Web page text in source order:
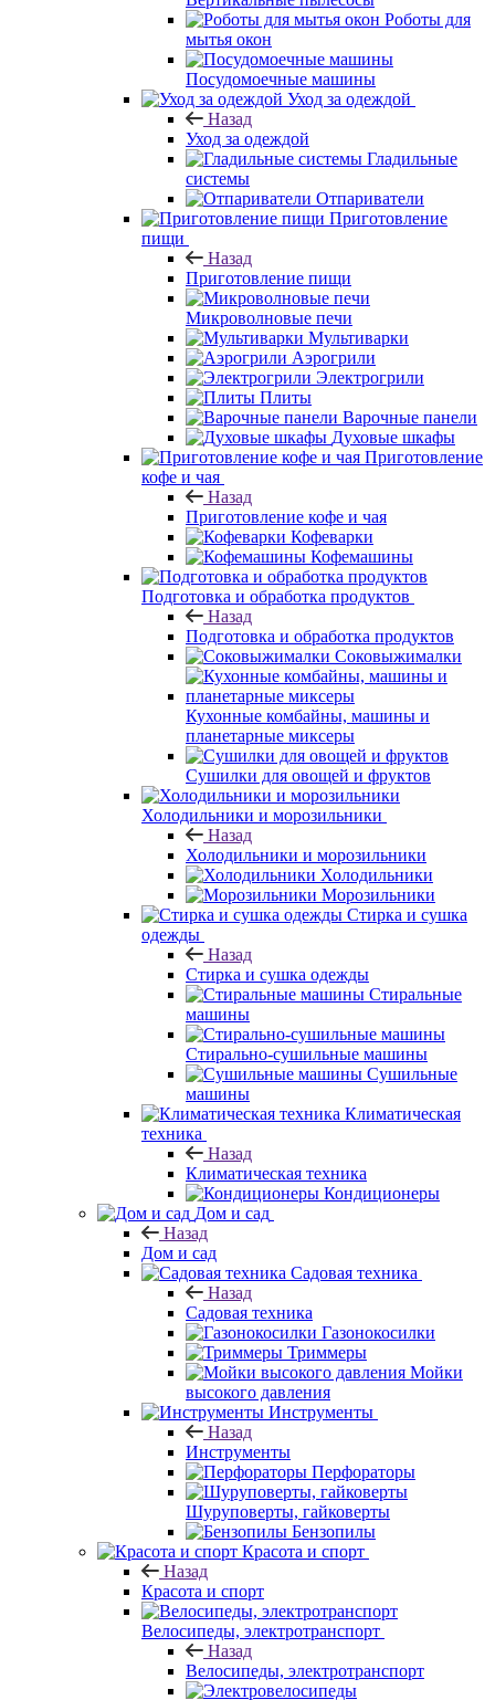
Роботы для
мытья окон
Посудомоечные машины
Уход за одеждой
Назад
Уход за одеждой
Гладильные
системы
Отпариватели
Приготовление
пищи
Назад
Приготовление пищи
Микроволновые печи
Мультиварки
Аэрогрили
Электрогрили
Плиты
Варочные панели
Духовые шкафы
Приготовление
кофе и чая
Назад
Приготовление кофе и чая
Кофеварки
Кофемашины
Подготовка и обработка продуктов
Назад
Подготовка и обработка продуктов
Соковыжималки
Кухонные комбайны, машины и
планетарные миксеры
Сушилки для овощей и фруктов
Холодильники и морозильники
Назад
Холодильники и морозильники
Холодильники
Морозильники
Стирка и сушка
одежды
Назад
Стирка и сушка одежды
Стиральные
машины
Стирально-сушильные машины
Сушильные
машины
Климатическая
техника
Назад
Климатическая техника
Кондиционеры
Дом и сад
Назад
Дом и сад
Садовая техника
Назад
Садовая техника
Газонокосилки
Триммеры
Мойки
высокого давления
Инструменты
Назад
Инструменты
Перфораторы
Шуруповерты, гайковерты
Бензопилы
Красота и спорт
Назад
Красота и спорт
Велосипеды, электротранспорт
Назад
Велосипеды, электротранспорт